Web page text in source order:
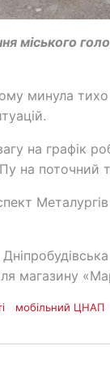
міського
минула
на графік
на поточний
магазину
мобільний ЦНАП